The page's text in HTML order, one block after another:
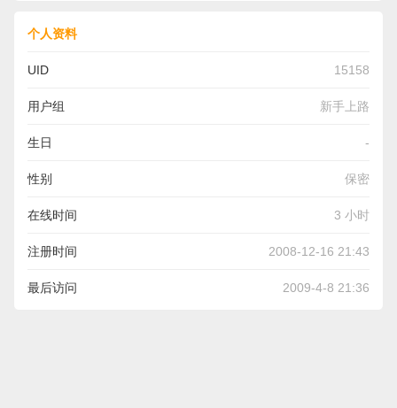
个人资料
UID 15158
用户组 新手上路
生日 -
性别 保密
在线时间 3 小时
注册时间 2008-12-16 21:43
最后访问 2009-4-8 21:36